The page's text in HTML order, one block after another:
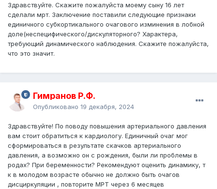
Здравствуйте. Скажите пожалуйста моему сыну 16 лет
сделали мрт. Заключение поставили следующие признаки
единичного субкортикального очагового изминения в лобной
доле(неспецифического/дискуляторного? Характера,
требующий динамического наблюдения. Скажите пожалуйста,
что это значит.
Гимранов Р.Ф.
Опубликовано 19 декабря, 2024
Здравствуйте! По поводу повышения артериального давления
вам стоит обратиться к кардиологу. Единичный очаг мог
сформироваться в результате скачков артериального
давления, а возможно он с рождения, были ли проблемы в
родах? При беременности? Рекомендуют оценить динамику, т
к в молодом возрасте обычно не должно быть очагов
дисциркуляции , повторите МРТ через 6 месяцев